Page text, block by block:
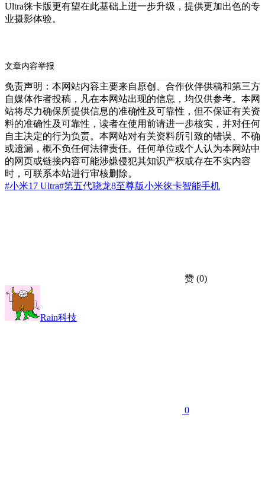
Ultra徕卡版更有望在此基础上进一步升级，提供更加出色的专
业摄影体验。
文章内容举报
免责声明：本网站内容主要来自原创、合作伙伴供稿和第三方
自媒体作者投稿，凡在本网站出现的信息，均仅供参考。本网
站将尽力确保所提供信息的准确性及可靠性，但不保证有关资
料的准确性及可靠性，读者在使用前请进一步核实，并对任何
自主决定的行为负责。本网站对有关资料所引致的错误、不确
或遗漏，概不负任何法律责任。任何单位或个人认为本网站中
的网页或链接内容可能涉嫌侵犯其知识产权或存在不实内容
时，可联系本站进行审核删除。
#小米17 Ultra#第五代骁龙8至尊版小米徕卡智能手机
赞 (0)
Rain科技
0